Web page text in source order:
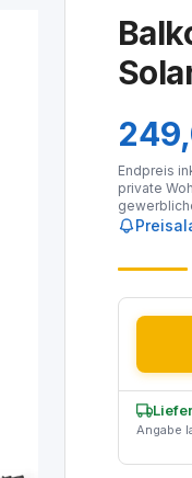
Endpreis
private
Angabe